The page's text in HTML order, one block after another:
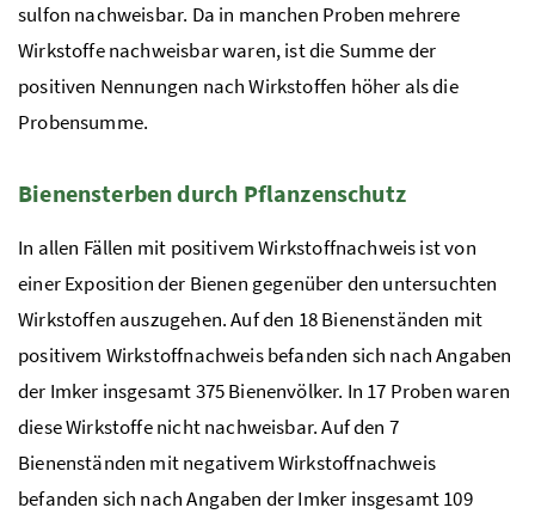
sulfon nachweisbar. Da in manchen Proben mehrere
Wirkstoffe nachweisbar waren, ist die Summe der
positiven Nennungen nach Wirkstoffen höher als die
Probensumme.
Bienensterben durch Pflanzenschutz
In allen Fällen mit positivem Wirkstoffnachweis ist von
einer Exposition der Bienen gegenüber den untersuchten
Wirkstoffen auszugehen. Auf den 18 Bienenständen mit
positivem Wirkstoffnachweis befanden sich nach Angaben
der Imker insgesamt 375 Bienenvölker. In 17 Proben waren
diese Wirkstoffe nicht nachweisbar. Auf den 7
Bienenständen mit negativem Wirkstoffnachweis
befanden sich nach Angaben der Imker insgesamt 109